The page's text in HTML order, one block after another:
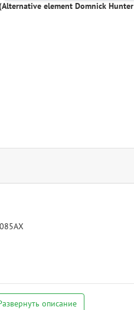
element Domnick Hunter
описание